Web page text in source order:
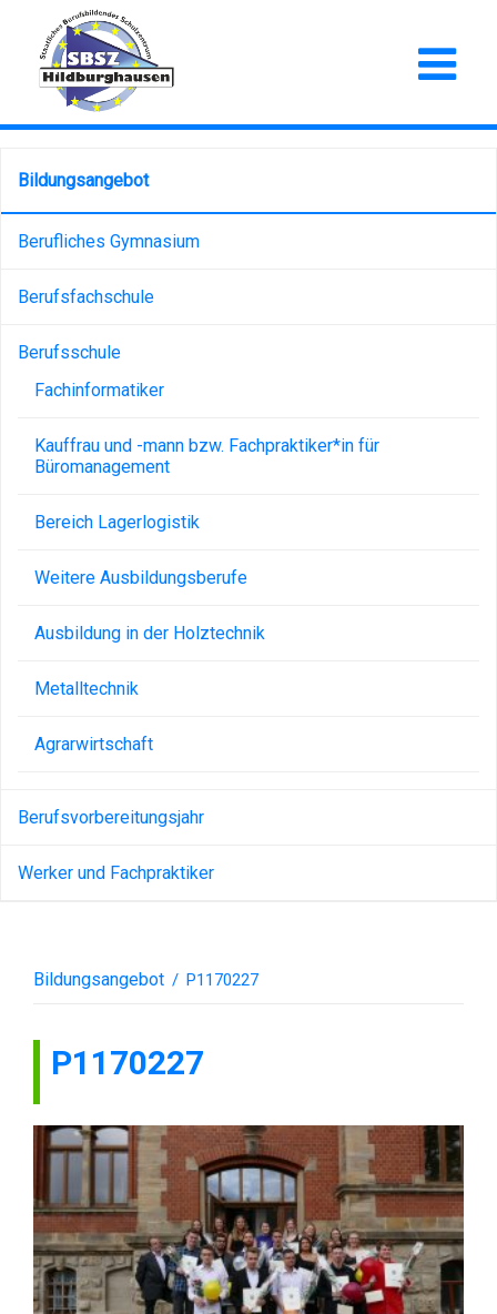
Bildungsangebot
Berufliches Gymnasium
Berufsfachschule
Berufsschule
Fachinformatiker
Kauffrau und -mann bzw. Fachpraktiker*in für
Büromanagement
Bereich Lagerlogistik
Weitere Ausbildungsberufe
Ausbildung in der Holztechnik
Metalltechnik
Agrarwirtschaft
Berufsvorbereitungsjahr
Werker und Fachpraktiker
Bildungsangebot / P1170227
P1170227